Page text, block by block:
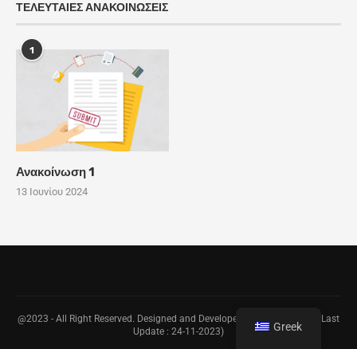
ΤΕΛΕΥΤΑΊΕΣ ΑΝΑΚΟΙΝΏΣΕΙΣ
1
Ανακοίνωση 1
13 Ιουνίου 2024
@2023 - All Right Reserved. Designed and Developed by
(Last
Update : 24-11-2023)
Greek